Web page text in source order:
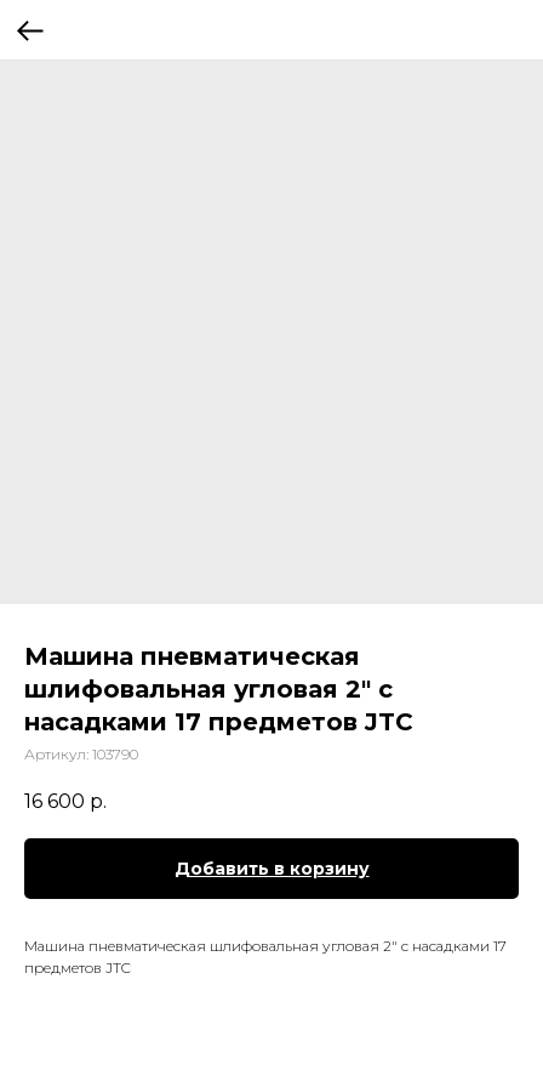
Машина пневматическая
шлифовальная угловая 2" с
насадками 17 предметов JTC
Артикул: 103790
16 600 р.
Добавить в корзину
Машина пневматическая шлифовальная угловая 2" с насадками 17
предметов JTC